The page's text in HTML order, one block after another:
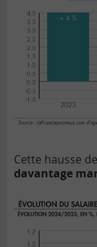
Cette hausse
davantage